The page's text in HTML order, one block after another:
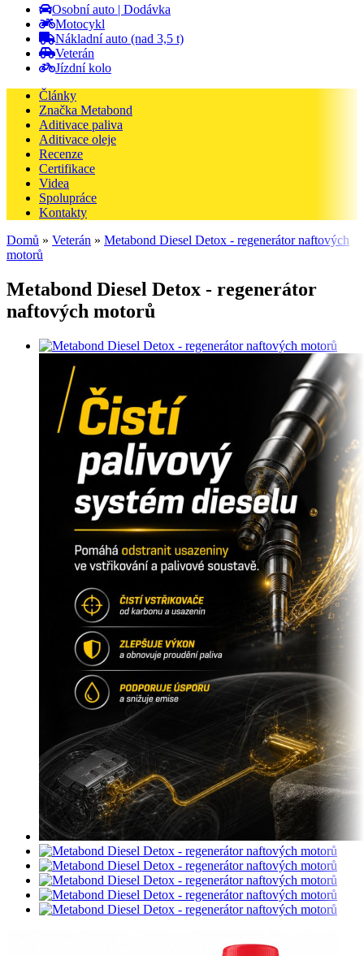
Osobní auto | Dodávka
Motocykl
Nákladní auto (nad 3,5 t)
Veterán
Jízdní kolo
Články
Značka Metabond
Aditivace paliva
Aditivace oleje
Recenze
Certifikace
Videa
Spolupráce
Kontakty
Domů » Veterán » Metabond Diesel Detox - regenerátor naftových
motorů
Metabond Diesel Detox - regenerátor
naftových motorů